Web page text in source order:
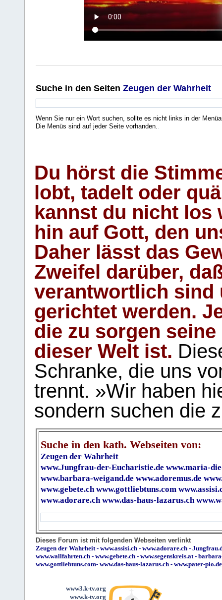
Suche in den Seiten Zeugen der Wahrheit
Wenn Sie nur ein Wort suchen, sollte es nicht links in der
Die Menüs sind auf jeder Seite vorhanden.
Du hörst die
lobt, tadelt oder
kannst du nicht los
hin auf Gott, den
Daher lässt das
Zweifel darüber,
verantwortlich sind
gerichtet werden.
die zu sorgen
dieser Welt ist.
Schranke, die uns
trennt. »Wir haben
sondern suchen die
Suche in den kath. Webseiten von:
Zeugen der Wahrheit
www.Jungfrau-der-Eucharistie.de www.maria-
www.barbara-weigand.de www.adoremus.de
www.gebete.ch www.gottliebtuns.com
www.adorare.ch www.das-haus-lazarus.ch
Dieses Forum ist mit folgenden Webseiten verlinkt
Zeugen der Wahrheit - www.assisi.ch - www.adorare.ch -
www.wallfahrten.ch - www.gebete.ch - www.segenskreis.at -
www.gottliebtuns.com- www.das-haus-lazarus.ch - www.pater-pio.de
www3.k-tv.org
www.k-tv.org